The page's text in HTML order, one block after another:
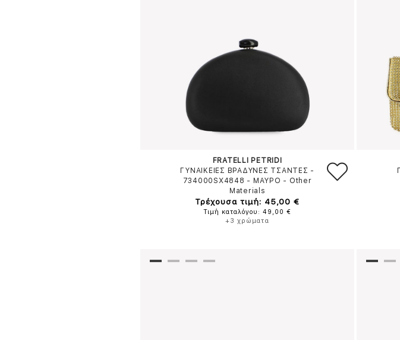
FRATELLI PETRIDI
ΓΥΝΑΙΚΕΙΕΣ ΒΡΑΔΥΝΕΣ ΤΣΑΝΤΕΣ -
734000SX4848 - ΜΑΥΡΟ - Other
Materials
Τρέχουσα τιμή: 45,00 €
Τιμή καταλόγου: 49,00 €
+3 χρώματα